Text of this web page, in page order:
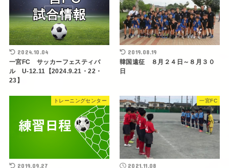
2024.10.04
一宮FC サッカーフェスティバ
ル U-12.11【2024.9.21・22・
23】
2019.08.19
韓国遠征 ８月２４日～８月３０
日
トレーニングセンター
2019.09.27
一宮FC
2021.11.08